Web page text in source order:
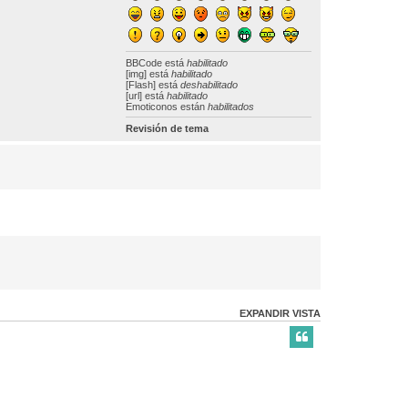
BBCode estáhabilitado
[img] estáhabilitado
[Flash] estádeshabilitado
[url] estáhabilitado
Emoticonos estánhabilitados
Revisión de tema
EXPANDIR VISTA